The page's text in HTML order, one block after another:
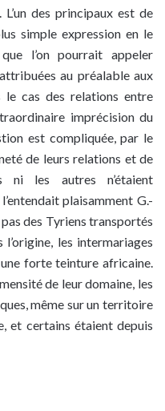
des principaux est de
simple expression en le
l’on pourrait appeler
au préalable aux
le cas des relations entre
imprécision du
est compliquée, par le
de leurs relations et de
ni les autres n’étaient
plaisamment G.-
pas des Tyriens transportés
les intermariages
forte teinture africaine.
de leur domaine, les
même sur un territoire
et certains étaient depuis